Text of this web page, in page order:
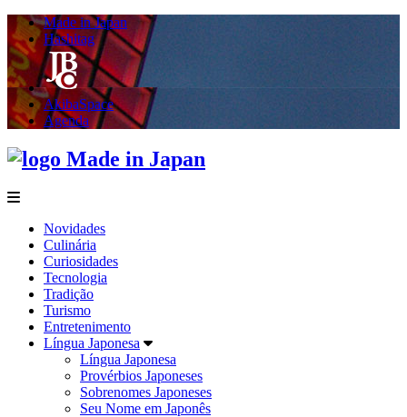
Made in Japan
Hashitag
AkibaSpace
Agenda
menu
Novidades
Culinária
Curiosidades
Tecnologia
Tradição
Turismo
Entretenimento
Língua Japonesa
Língua Japonesa
Provérbios Japoneses
Sobrenomes Japoneses
Seu Nome em Japonês